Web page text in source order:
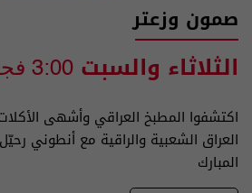
صمون وزعتر
الثلاثاء والسبت 3:00 فجرا
اكتشفوا المطبخ العراقي وأشهى
العراق الشعبية والراقية مع أنطوني
المبارك